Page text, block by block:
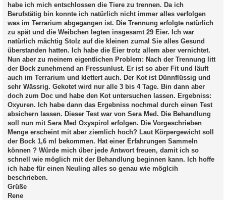
habe ich mich entschlossen die Tiere zu trennen. Da ich
Berufstätig bin konnte ich natürlich nicht immer alles verfolgen
was im Terrarium abgegangen ist. Die Trennung erfolgte natürlich
zu spät und die Weibchen legten insgesamt 29 Eier. Ich war
natürlich mächtig Stolz auf die kleinen zumal Sie alles Gesund
überstanden hatten. Ich habe die Eier trotz allem aber vernichtet.
Nun aber zu meinem eigentlichen Problem: Nach der Trennung litt
der Bock zunehmend an Fressunlust. Er ist so aber Fit und läuft
auch im Terrarium und klettert auch. Der Kot ist Dünnflüssig und
sehr Wässrig. Gekotet wird nur alle 3 bis 4 Tage. Bin dann aber
doch zum Doc und habe den Kot untersuchen lassen. Ergebniss:
Oxyuren. Ich habe dann das Ergebniss nochmal durch einen Test
absichern lassen. Dieser Test war von Sera Med. Die Behandlung
soll nun mit Sera Med Oxyspirol erfolgen. Die Vorgeschrieben
Menge erscheint mit aber ziemlich hoch? Laut Körpergewicht soll
der Bock 1,6 ml bekommen. Hat einer Erfahrungen Sammeln
können ? Würde mich über jede Antwort freuen, damit ich so
schnell wie möglich mit der Behandlung beginnen kann. Ich hoffe
ich habe für einen Neuling alles so genau wie möglcih
beschrieben.
Grüße
Rene